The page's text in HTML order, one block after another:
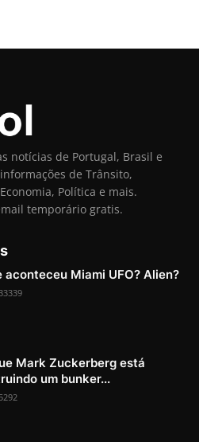
notícias de Portugal, Brasil e
de Trânsito,
Política e mais.
temporário gratis.
aconteceu Miami UFO? Alien?
33339
Mark Zuckerberg está
um bunker...
5292